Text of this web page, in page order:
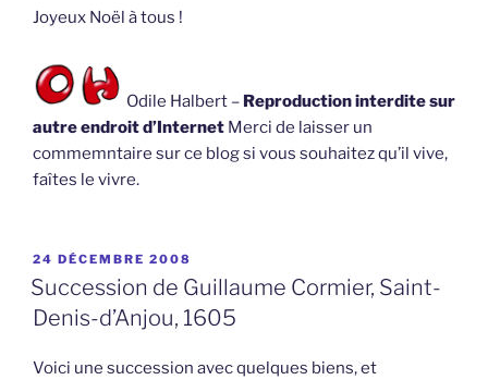
Joyeux Noël à tous !
Odile Halbert – Reproduction interdite sur
autre endroit d’Internet Merci de laisser un
commemntaire sur ce blog si vous souhaitez qu’il vive,
faîtes le vivre.
PUBLIÉ
LE
24 DÉCEMBRE 2008
Succession de Guillaume Cormier, Saint-
Denis-d’Anjou, 1605
Voici une succession avec quelques biens, et